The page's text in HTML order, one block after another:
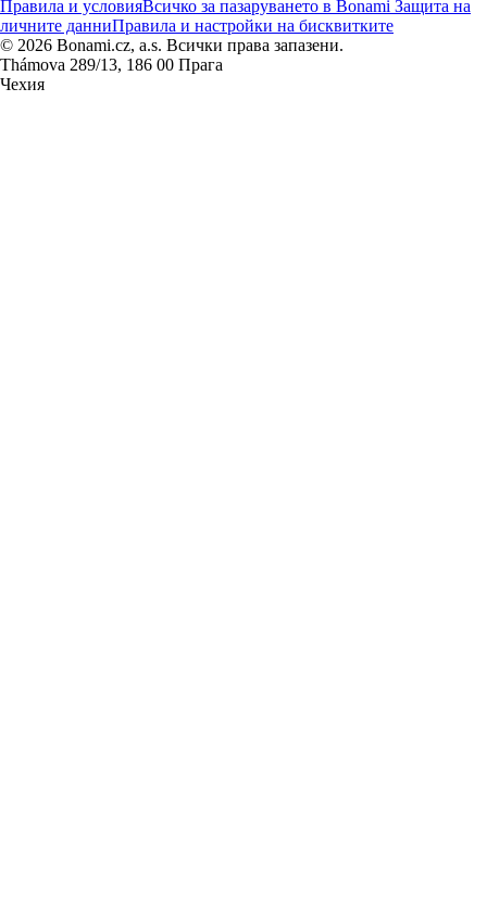
Правила и условияВсичко за пазаруването в Bonami Защита на
личните данниПравила и настройки на бисквитките
© 2026 Bonami.cz, a.s. Всички права запазени.
Thámova 289/13, 186 00 Прага
Чехия